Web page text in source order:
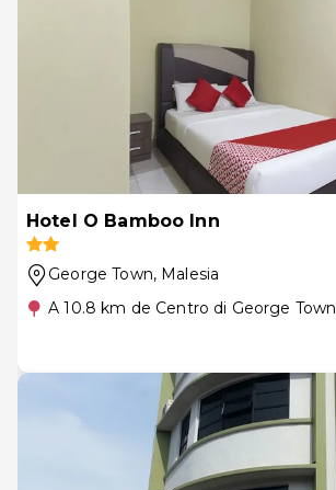
Hotel O Bamboo Inn
George Town, Malesia
A 10.8 km de Centro di George Town